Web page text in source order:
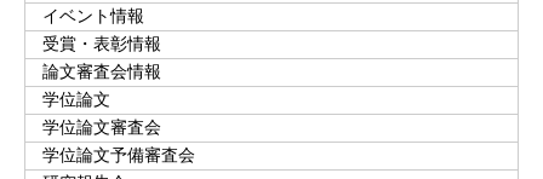
イベント情報
受賞・表彰情報
論文審査会情報
学位論文
学位論文審査会
学位論文予備審査会